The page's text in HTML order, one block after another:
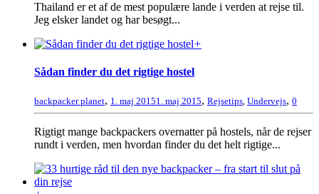
Thailand er et af de mest populære lande i verden at rejse til.
Jeg elsker landet og har besøgt...
+
Sådan finder du det rigtige hostel
backpacker planet, 1. maj 20151. maj 2015, Rejsetips Undervejs, 0
Rigtigt mange backpackers overnatter på hostels, når de rejser
rundt i verden, men hvordan finder du det helt rigtige...